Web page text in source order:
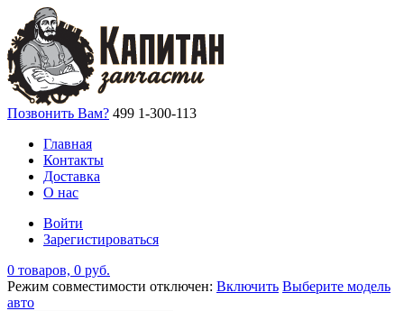
Позвонить Вам? 499 1-300-113
Главная
Контакты
Доставка
О нас
Войти
Зарегистироваться
0 товаров, 0 руб.
Режим совместимости отключен: Включить Выберите модель
авто